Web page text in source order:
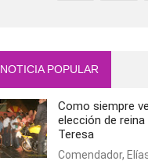
NOTICIA POPULAR
Como siempre
elección de
Teresa
Comendador,